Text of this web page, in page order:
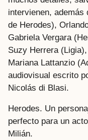
intervienen, además
de Herodes),
Gabriela Vergara
Suzy Herrera
Mariana Lattanzio
audiovisual escrito
Nicolás di Blasi.
Herodes. Un
perfecto para un
Milián.